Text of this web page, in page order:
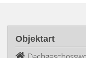
Objektart